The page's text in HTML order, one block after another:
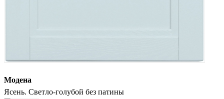
Модена
Ясень. Светло-голубой без патины